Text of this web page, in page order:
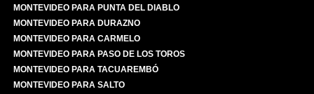
MONTEVIDEO PARA PUNTA DEL DIABLO
MONTEVIDEO PARA DURAZNO
MONTEVIDEO PARA CARMELO
MONTEVIDEO PARA PASO DE LOS TOROS
MONTEVIDEO PARA TACUAREMBÓ
MONTEVIDEO PARA SALTO